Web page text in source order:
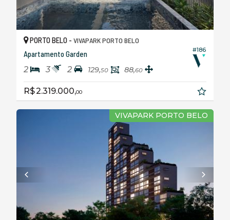
#186
PORTO BELO - VIVAPARK PORTO BELO
Apartamento Garden
2 3 2 129,50 88,60
R$ 2.319.000,00
VIVAPARK PORTO BELO